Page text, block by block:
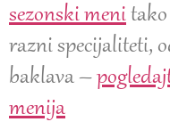
sezonski meni
razni specijaliteti,
baklava –
menija